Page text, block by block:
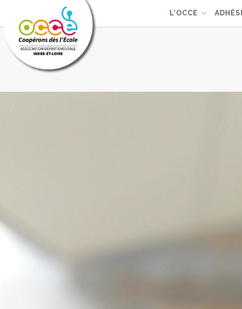
L'OCCE